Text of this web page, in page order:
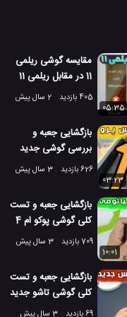
مقایسه گوشی ریلمی
11 در مقابل ریلمی 11
پرو و ریلمی 11 پرو
405 بازدید
2 سال پیش
05:35
بازگشایی جعبه و
بررسی گوشی جدید
نوبیا زد 40 اس پرو
626 بازدید
3 سال پیش
03:23
بازگشایی جعبه و تست
کلی گوشی پوکو ام 4
شیائومی
709 بازدید
3 سال پیش
10:01
بازگشایی جعبه و تست
کلی گوشی تاشو جدید
هواوی پاکت اس
69 بازدید
3 سال پیش